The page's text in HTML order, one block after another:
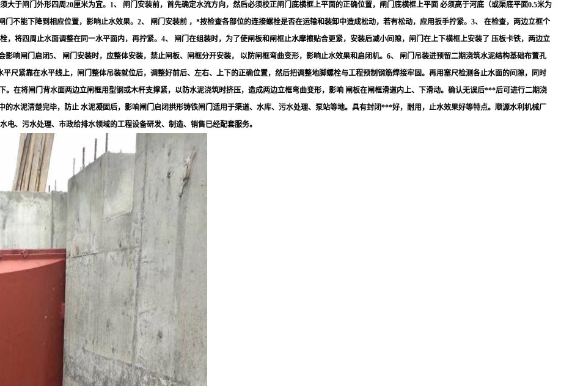
于闸门外形四周20厘米为宜。1、 闸门安装前，首先确定水流方向，然后必须校正闸门底横框上平面的正确位置，闸门底横框上平面 必须高于河底（或渠底平面0.5米为
不能下降到相应位置，影响止水效果。2、 闸门安装前 ，*按检查各部位的连接螺栓是否在运输和装卸中造成松动，若有松动，应用扳手拧紧。3、 在检查，两边立框个
将四周止水面调整在同一水平面内，再拧紧。4、 闸门在组装时，为了使闸板和闸框止水摩擦贴合更紧，安装后减小间隙，闸门在上下横框上安装了 压板卡铁，两边立
响闸门启闭5、 闸门安装时，应整体安装，禁止闸板、闸框分开安装， 以防闸框弯曲变形，影响止水效果和启闭机。6、 闸门吊装进预留二期浇筑水泥结构基础布置孔
尺紧靠在水平线上，闸门整体吊装就位后，调整好前后、左右、上下的正确位置，然后把调整地脚螺栓与工程预制钢筋焊接牢固。再用塞尺检测各止水面的间隙，同时
。在将闸门背水面两边立闸框用型钢或木杆支撑紧，以防水泥浇筑时挤压，造成两边立框弯曲变形，影响 闸板在闸框滑道内上、下滑动。确认无误后***后可进行二期浇
水泥清楚完毕，防止 水泥凝固后，影响闸门启闭拱形铸铁闸门适用于渠道、水库、污水处理、泵站等地。具有封闭***好，耐用，止水效果好等特点。顺源水利机械厂
、污水处理、市政给排水领域的工程设备研发、制造、销售已经配套服务。